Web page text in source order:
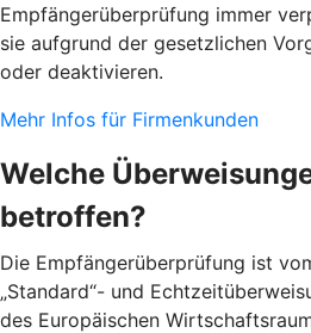
Empfängerüberprüfung immer
sie aufgrund der gesetzlichen
oder deaktivieren.
Mehr Infos für Firmenkunden
Welche
betroffen?
Die Empfängerüberprüfung ist
„Standard“- und
des Europäischen